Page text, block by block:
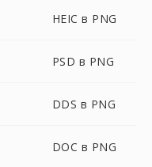
HEIC в PNG
PSD в PNG
DDS в PNG
DOC в PNG